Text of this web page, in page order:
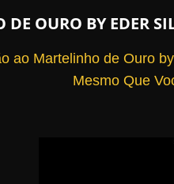
DE OURO BY EDER
ao Martelinho de Ouro
Mesmo Que